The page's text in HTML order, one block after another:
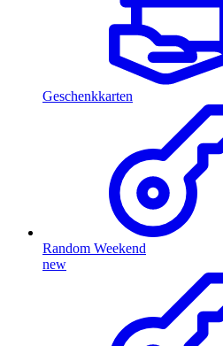
Geschenkkarten
Random Weekend
new